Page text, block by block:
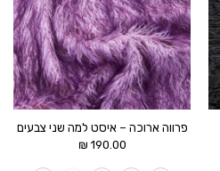
פרווה ארוכה – איסט למה שני צבעים
190.00
₪